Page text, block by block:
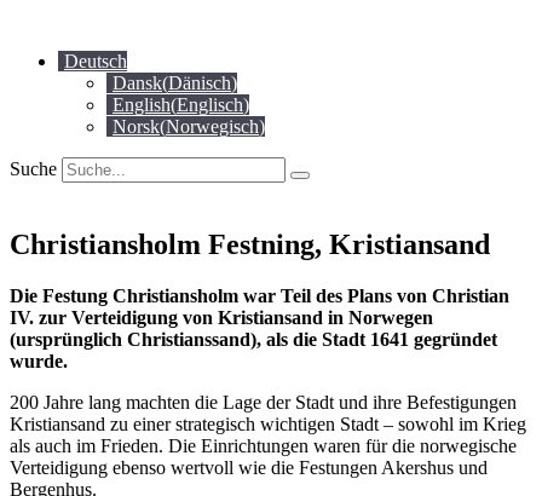
springenDeutsch
Dansk(Dänisch)
English(Englisch)
Norsk(Norwegisch)
Suche
Christiansholm Festning, Kristiansand
Die Festung Christiansholm war Teil des Plans von Christian
IV. zur Verteidigung von Kristiansand in Norwegen
(ursprünglich Christianssand), als die Stadt 1641 gegründet
wurde.
200 Jahre lang machten die Lage der Stadt und ihre Befestigungen
Kristiansand zu einer strategisch wichtigen Stadt – sowohl im Krieg
als auch im Frieden. Die Einrichtungen waren für die norwegische
Verteidigung ebenso wertvoll wie die Festungen Akershus und
Bergenhus.